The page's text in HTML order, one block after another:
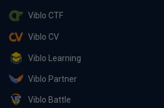
Viblo CTF
Viblo CV
Viblo Learning
Viblo Partner
Viblo Battle